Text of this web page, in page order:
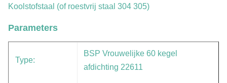
Koolstofstaal (of roestvrij staal 304 305)
Parameters
Type:
BSP Vrouwelijke 60 kegel
afdichting 22611